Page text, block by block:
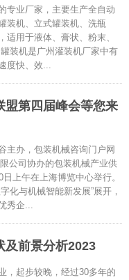
专业厂家，主要生产全自动
装机、立式罐装机、洗瓶
适用于液体、膏状、粉末、
装机是广州灌装机厂家中有
度快、效...
盟第四届峰会等您来
主办，包装机械咨询门户网
公司协办的包装机械产业供
上午在上海博览中心举行。
化与机械智能新发展”展开，
秀企...
及前景分析2023
，起步较晚，经过30多年的